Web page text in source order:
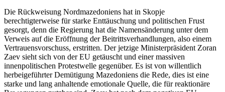
Die Rückweisung Nordmazedoniens hat in Skopje
berechtigterweise für starke Enttäuschung und politischen Frust
gesorgt, denn die Regierung hat die Namensänderung unter dem
Verweis auf die Eröffnung der Beitrittsverhandlungen, also einem
Vertrauensvorschuss, erstritten. Der jetzige Ministerpräsident Zoran
Zaev sieht sich von der EU getäuscht und einer massiven
innenpolitischen Protestwelle gegenüber. Es ist von willentlich
herbeigeführter Demütigung Mazedoniens die Rede, dies ist eine
starke und lang anhaltende emotionale Quelle, die für reaktionäre